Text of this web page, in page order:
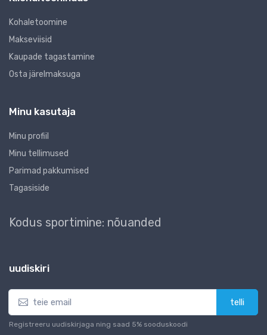
Kohaletoomine
Makseviisid
Kaupade tagastamine
Osta järelmaksuga
Minu kasutaja
Minu profiil
Minu tellimused
Parimad pakkumised
Tagasiside
Kodus sportimine: nõuanded
uudiskiri
telli
Registreeru uudiskirjaga ning saad 5% sooduskoodi